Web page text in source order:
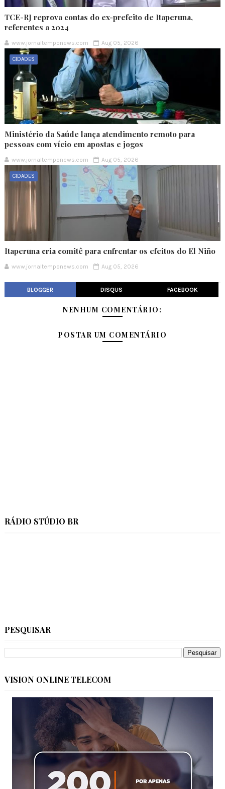
TCE-RJ reprova contas do ex-prefeito de Itaperuna,
referentes a 2024
www.jornaltemponews.com Aug 05, 2026
CIDADES
Ministério da Saúde lança atendimento remoto para
pessoas com vício em apostas e jogos
www.jornaltemponews.com Aug 05, 2026
CIDADES
Itaperuna cria comitê para enfrentar os efeitos do El Niño
www.jornaltemponews.com Aug 05, 2026
BLOGGER DISQUS FACEBOOK
NENHUM COMENTÁRIO:
POSTAR UM COMENTÁRIO
RÁDIO STÚDIO BR
PESQUISAR
VISION ONLINE TELECOM